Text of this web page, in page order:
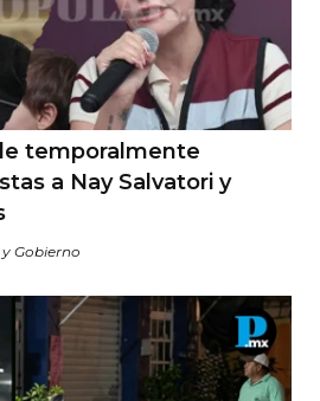
temporalmente
a Nay Salvatori y
Gobierno